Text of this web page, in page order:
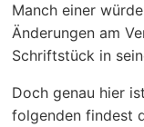
Manch einer
Änderungen am
Schriftstück in
Doch genau hier
folgenden findest